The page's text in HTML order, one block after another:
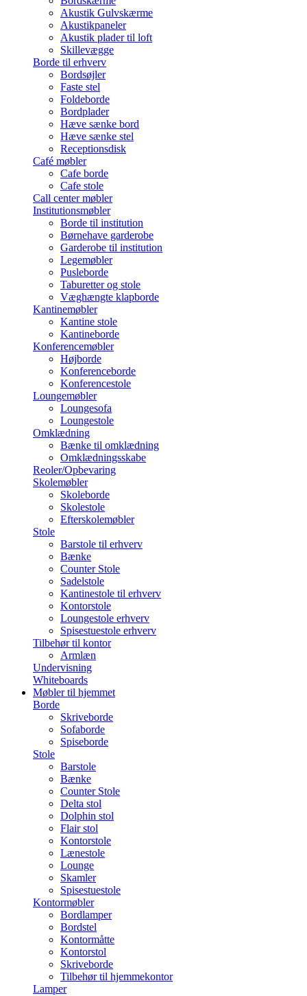
Akustik Gulvskærme
Akustikpaneler
Akustik plader til loft
Skillevægge
Borde til erhverv
Bordsøjler
Faste stel
Foldeborde
Bordplader
Hæve sænke bord
Hæve sænke stel
Receptionsdisk
Café møbler
Cafe borde
Cafe stole
Call center møbler
Institutionsmøbler
Borde til institution
Børnehave garderobe
Garderobe til institution
Legemøbler
Pusleborde
Taburetter og stole
Væghængte klapborde
Kantinemøbler
Kantine stole
Kantineborde
Konferencemøbler
Højborde
Konferenceborde
Konferencestole
Loungemøbler
Loungesofa
Loungestole
Omklædning
Bænke til omklædning
Omklædningsskabe
Reoler/Opbevaring
Skolemøbler
Skoleborde
Skolestole
Efterskolemøbler
Stole
Barstole til erhverv
Bænke
Counter Stole
Sadelstole
Kantinestole til erhverv
Kontorstole
Loungestole erhverv
Spisestuestole erhverv
Tilbehør til kontor
Armlæn
Undervisning
Whiteboards
Møbler til hjemmet
Borde
Skriveborde
Sofaborde
Spiseborde
Stole
Barstole
Bænke
Counter Stole
Delta stol
Dolphin stol
Flair stol
Kontorstole
Lænestole
Lounge
Skamler
Spisestuestole
Kontormøbler
Bordlamper
Bordstel
Kontormåtte
Kontorstol
Skriveborde
Tilbehør til hjemmekontor
Lamper